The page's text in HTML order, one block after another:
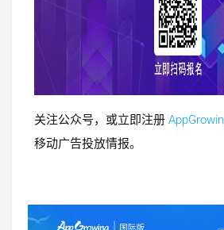
关注公众号，或立即注册
移动广告投放情报。